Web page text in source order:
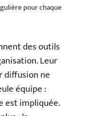
pour chaque
des outils
Leur
diffusion ne
équipe :
est impliquée.